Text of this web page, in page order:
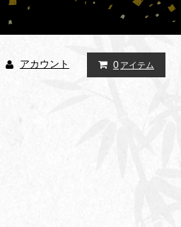
アカウント 0 アイテム